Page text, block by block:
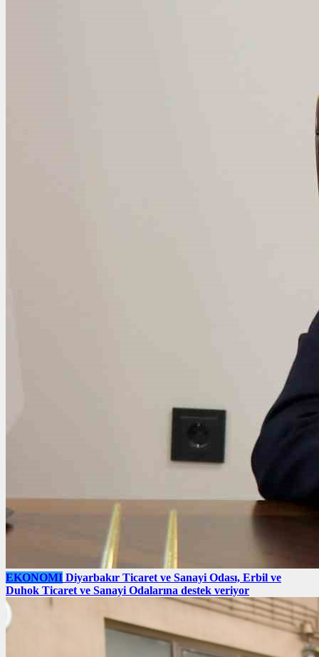
EKONOMI Diyarbakır Ticaret ve Sanayi Odası, Erbil ve
Duhok Ticaret ve Sanayi Odalarına destek veriyor